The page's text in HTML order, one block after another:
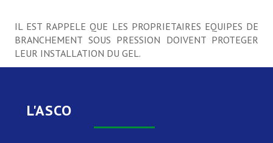
L'ASCO
Histoire et ouvrages
L'Asco
IL EST RAPPELE QUE LES PROPRIETAIRES EQUIPES DE
BRANCHEMENT SOUS PRESSION DOIVENT PROTEGER
LEUR INSTALLATION DU GEL.
L'ASCO